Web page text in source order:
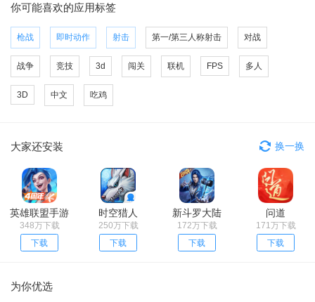
你可能喜欢的应用标签
枪战 即时动作 射击 第一/第三人称射击 对战
战争 竞技 3d 闯关 联机 FPS 多人
3D 中文 吃鸡
大家还安装 换一换
英雄联盟手游
348万下载
下载
时空猎人
250万下载
下载
新斗罗大陆
172万下载
下载
问道
171万下载
下载
为你优选